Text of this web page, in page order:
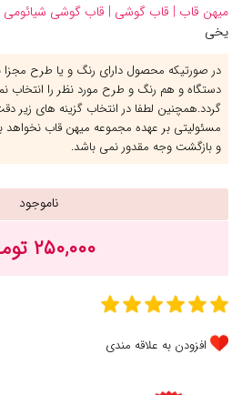
میهن قاب | قاب گوشی | قاب گوشی شیائومی
یخی
در صورتیکه محصول دارای رنگ و یا طرح
دستگاه و هم رنگ و طرح مورد نظر را انتخاب
گردد.همچنین لطفا در انتخاب گزینه های زیر
مسئولیتی بر عهده مجموعه میهن قاب
و بازگشت وجه مقدور نمی باشد.
ناموجود
۲۵۰,۰۰۰ تومان
افزودن به علاقه مندی